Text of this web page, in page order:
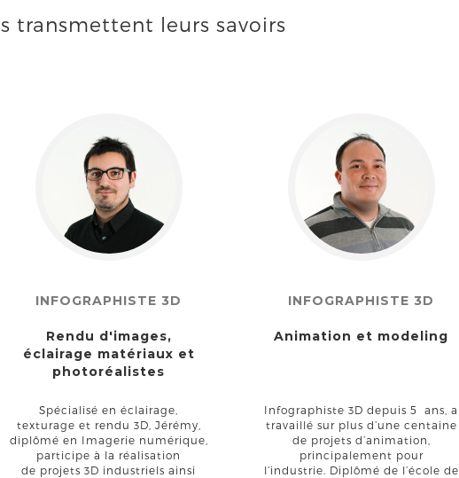
transmettent leurs savoirs
INFOGRAPHISTE 3D
Rendu d'images,
éclairage matériaux et
photoréalistes
Spécialisé en éclairage,
texturage et rendu 3D, Jérémy,
diplômé en Imagerie numérique,
participe à la réalisation
de projets 3D industriels ainsi
INFOGRAPHISTE 3D
Animation et modeling
Infographiste 3D depuis 5 ans, a
travaillé sur plus d’une centaine
de projets d’animation,
principalement pour
l’industrie. Diplômé de l’école de